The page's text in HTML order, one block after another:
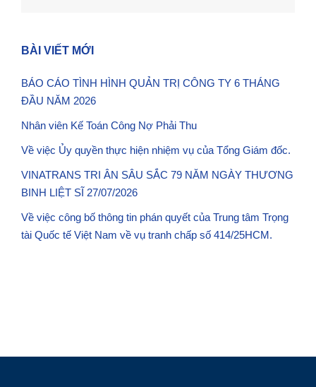
BÀI VIẾT MỚI
BÁO CÁO TÌNH HÌNH QUẢN TRỊ CÔNG TY 6 THÁNG
ĐẦU NĂM 2026
Nhân viên Kế Toán Công Nợ Phải Thu
Về việc Ủy quyền thực hiện nhiệm vụ của Tổng Giám đốc.
VINATRANS TRI ÂN SÂU SẮC 79 NĂM NGÀY THƯƠNG
BINH LIỆT SĨ 27/07/2026
Về việc công bố thông tin phán quyết của Trung tâm Trọng
tài Quốc tế Việt Nam về vụ tranh chấp số 414/25HCM.